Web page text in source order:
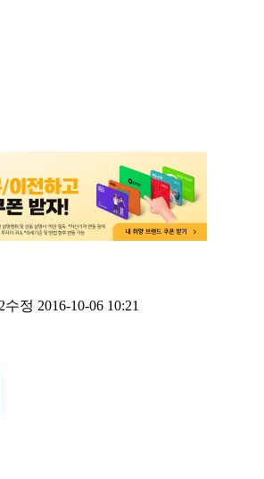
수정 2016-10-06 10:21